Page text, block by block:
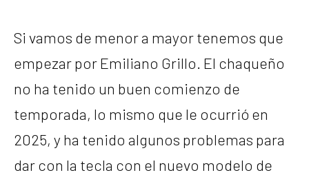
Si vamos de menor a mayor tenemos que
empezar por Emiliano Grillo. El chaqueño
no ha tenido un buen comienzo de
temporada, lo mismo que le ocurrió en
2025, y ha tenido algunos problemas para
dar con la tecla con el nuevo modelo de